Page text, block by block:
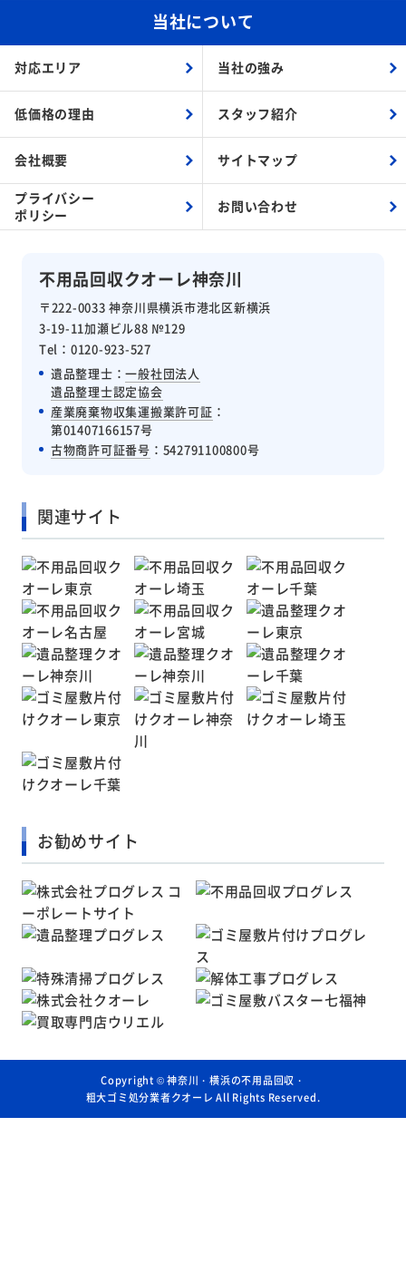
不用品回収クオーレ神奈川
〒222-0033 神奈川県横浜市港北区新横浜
3-19-11加瀬ビル88 №129
Tel：0120-923-527
遺品整理士：一般社団法人
遺品整理士認定協会
産業廃棄物収集運搬業許可証 ：
第01407166157号
古物商許可証番号 ：542791100800号
当社について
対応エリア 当社の強み
低価格の理由 スタッフ紹介
会社概要 サイトマップ
プライバシー
ポリシー
お問い合わせ
関連サイト
お勧めサイト
Copyright ©神奈川・横浜の不用品回収・
粗大ゴミ処分業者クオーレ All Rights Reserved.